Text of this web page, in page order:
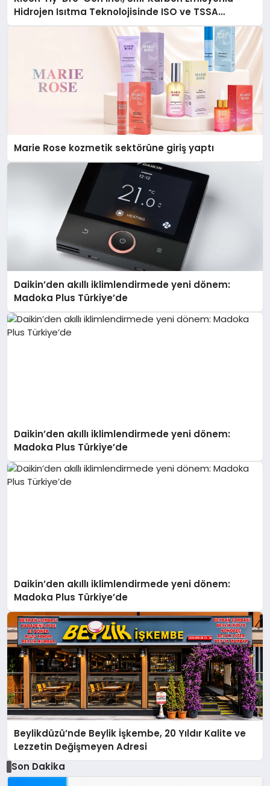
Hidrojen Isıtma Teknolojisinde ISO ve TSSA
Düzenleyici Onaylarını Aldı
Marie Rose kozmetik sektörüne giriş yaptı
Daikin’den akıllı iklimlendirmede yeni dönem:
Madoka Plus Türkiye’de
Daikin’den akıllı iklimlendirmede yeni dönem:
Madoka Plus Türkiye’de
Daikin’den akıllı iklimlendirmede yeni dönem:
Madoka Plus Türkiye’de
Beylikdüzü’nde Beylik İşkembe, 20 Yıldır Kalite ve
Lezzetin Değişmeyen Adresi
Son Dakika